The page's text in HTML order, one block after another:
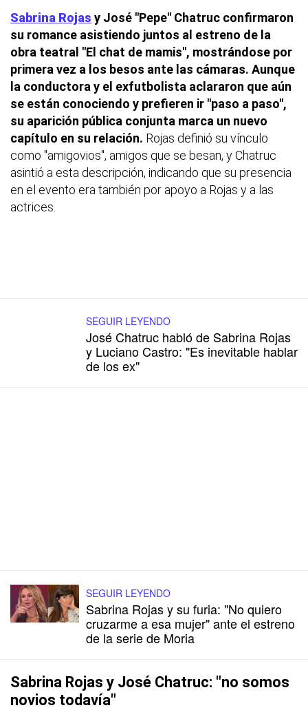
Sabrina Rojas y José "Pepe" Chatruc confirmaron
su romance asistiendo juntos al estreno de la
obra teatral "El chat de mamis", mostrándose por
primera vez a los besos ante las cámaras. Aunque
la conductora y el exfutbolista aclararon que aún
se están conociendo y prefieren ir "paso a paso",
su aparición pública conjunta marca un nuevo
capítulo en su relación. Rojas definió su vínculo
como "amigovios", amigos que se besan, y Chatruc
asintió a esta descripción, indicando que su presencia
en el evento era también por apoyo a Rojas y a las
actrices.
SEGUIR LEYENDO
José Chatruc habló de Sabrina Rojas
y Luciano Castro: "Es inevitable hablar
de los ex"
SEGUIR LEYENDO
Sabrina Rojas y su furia: "No quiero
cruzarme a esa mujer" ante el estreno
de la serie de Moria
Sabrina Rojas y José Chatruc: "no somos
novios todavía"